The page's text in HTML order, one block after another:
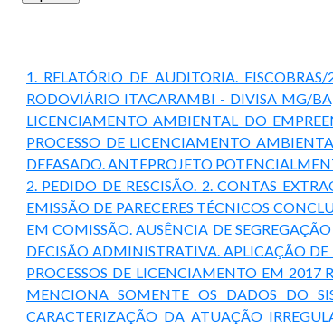
1. RELATÓRIO DE AUDITORIA.
RODOVIÁRIO ITACARAMBI - DIVISA MG/
LICENCIAMENTO AMBIENTAL DO
PROCESSO DE LICENCIAMENTO
DEFASADO. ANTEPROJETO
2. PEDIDO DE RESCISÃO. 2. CONTAS
EMISSÃO DE PARECERES TÉCNICOS
EM COMISSÃO. AUSÊNCIA DE
DECISÃO ADMINISTRATIVA. APLICAÇÃO
PROCESSOS DE LICENCIAMENTO EM 2017
MENCIONA SOMENTE OS DADOS DO
CARACTERIZAÇÃO DA ATUAÇÃO